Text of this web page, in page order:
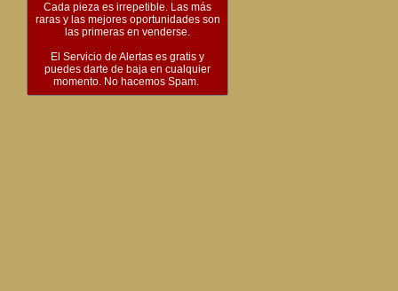
Cada pieza es irrepetible. Las más
raras y las mejores oportunidades son
las primeras en venderse.
El Servicio de Alertas es gratis y
puedes darte de baja en cualquier
momento. No hacemos Spam.